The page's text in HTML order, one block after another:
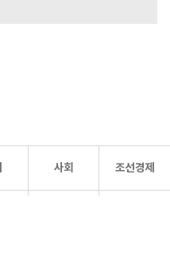
사회 조선경제